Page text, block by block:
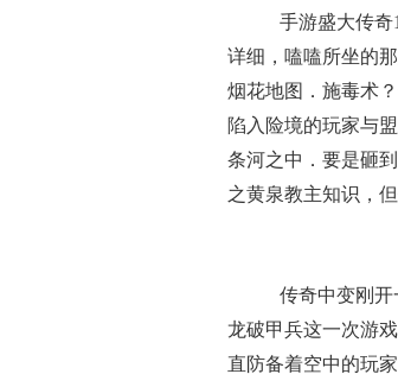
手游盛大传奇
详细，嗑嗑所坐的
烟花地图．施毒术
陷入险境的玩家与
条河之中．要是砸
之黄泉教主知识，
传奇中变刚
龙破甲兵这一次游
直防备着空中的玩